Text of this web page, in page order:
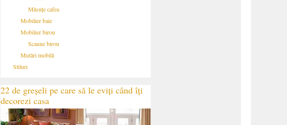
Măsuțe cafea
Mobilier baie
Mobilier birou
Scaune birou
Mutări mobilă
Stiluri
22 de greșeli pe care să le eviți când îți
decorezi casa